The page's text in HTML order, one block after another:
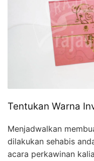
Tentukan Warna
Menjadwalkan
dilakukan sehabis
acara perkawinan